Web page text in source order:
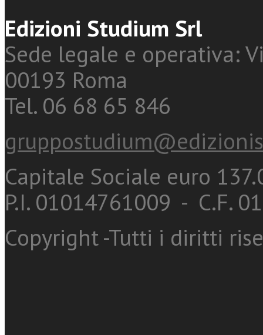
Edizioni Studium Srl
Sede legale e operativa:
00193 Roma
Tel. 06 68 65 846
Capitale Sociale euro
P.I. 01014761009 - C.F.
Copyright -Tutti i diritti